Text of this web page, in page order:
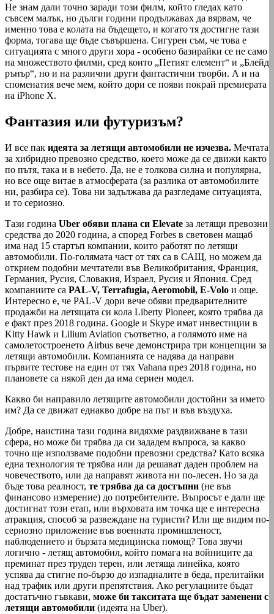
Не знам дали точно заради този филм, който гледах като
съвсем малък, но дълги години продължавах да вярвам, че
именно това е колата на бъдещето, и когато тя достигне тази
форма, тогава ще бъде съвършена. Сигурен съм, че това е
ситуацията с много други хора - особено базирайки се не само
на множеството филми, сред които „Петият елемент“ и „Блейд
рънър“, но и на различни други фантастични творби. А и на
споменатия вече мем, който дори се появи покрай премие­рата
на iPhone X.
Фантазия или футуризъм?
И все пак идеята за летящи автомобили не изчезва. Мечтата
за хибридно превозно средство, което може да се движи както
по пътя, така и в небето. Да, не е толкова силна и популярна,
но все още витае в атмосферата (за разлика от автомобилите
ни, разбира се). Това ни задължава да разгледаме ситуацията,
и то сериозно.
Тази година Uber обяви плана си Elevate за летящи превозни
средства до 2020 година, а според Forbes в световен мащаб
има над 15 стартъп компании, които работят по летящи
автомобили. По-голямата част от тях са в САЩ, но можем да
открием подобни мечтатели във Великобритания, Франция,
Германия, Русия, Словакия, Израел, Русия и Япония. Сред
компаниите са PAL-V, Terrafugia, Aeromobil, E-Volo и още.
Интересно е, че PAL-V дори вече обяви предварителните
продажби на летящата си кола Liberty Pioneer, която трябва да
е факт през 2018 година. Google и Skype имат инвестиции в
Kitty Hawk и Lilium Aviation съответно, а голямото име на
самолетострое­нето Airbus вече демонстрира три концепции за
летящи автомобили. Компанията се надява да направи
първите тестове на един от тях Vahana през 2018 година, но
плановете са някой ден да има сериен модел.
Какво би направило летящите автомобили достойни за името
им? Да се движат еднакво добре на път и във въздуха.
Добре, наистина тази година видяхме раздвижване в тази
сфера, но може би трябва да си зададем въпроса, за какво
точно ще използваме подобни превозни средства? Като всяка
една технология те трябва или да решават даден проблем на
човечеството, или да направят живота ни по-лесен. Но за да
бъде това реалност, те трябва да са достъпни (не във
финансово измерение) до потребителите. Въпросът е дали ще
достигнат този етап, или върховата им точка ще е интересна
атракция, способ за развеждане на туристи? Или ще видим по-
сериозно приложение във военната промишленост,
наблюдението и бързата медицинска помощ? Това звучи
логично - летящ автомобил, който помага на войниците да
преминат през труден терен, или летяща линейка, която
успява да стигне по-бързо до изпадналите в беда, прелитайки
над трафик или други препятствия. Ако регулациите бъдат
достатъчно гъвкави, може би такситата ще бъдат заменени с
летящи автомобили (идеята на Uber).